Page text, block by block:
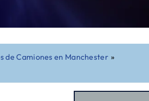
de Camiones en Manchester »